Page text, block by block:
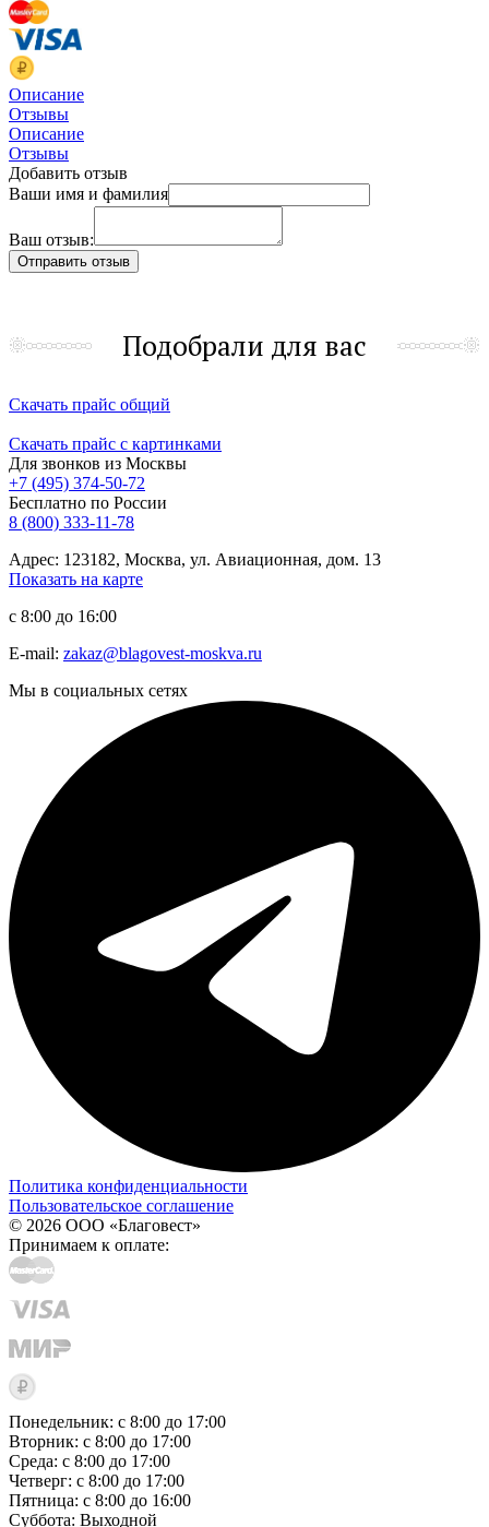
Описание
Отзывы
Описание
Отзывы
Добавить отзыв
Ваши имя и фамилия
Ваш отзыв:
Подобрали для вас
Скачать прайс общий
Скачать прайс с картинками
Для звонков из Москвы
+7 (495) 374-50-72
Бесплатно по России
8 (800) 333-11-78
Адрес: 123182, Москва, ул. Авиационная, дом. 13
Показать на карте
с 8:00 до 16:00
E-mail: zakaz@blagovest-moskva.ru
Мы в социальных сетях
Политика конфиденциальности
Пользовательское соглашение
© 2026 ООО «Благовест»
Принимаем к оплате:
Понедельник: с 8:00 до 17:00
Вторник: с 8:00 до 17:00
Среда: с 8:00 до 17:00
Четверг: с 8:00 до 17:00
Пятница: с 8:00 до 16:00
Суббота: Выходной